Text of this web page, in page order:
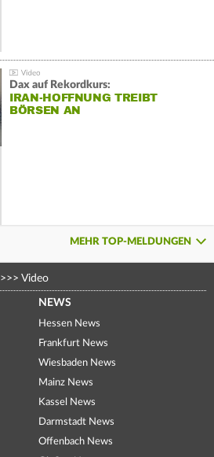
Dax auf Rekordkurs:
IRAN-HOFFNUNG TREIBT
BÖRSEN AN
MEHR TOP-MELDUNGEN
>>> Video
NEWS
Hessen News
Frankfurt News
Wiesbaden News
Mainz News
Kassel News
Darmstadt News
Offenbach News